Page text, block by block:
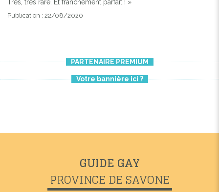
Très, très rare. Et franchement parfait ! »
Publication : 22/08/2020
PARTENAIRE PREMIUM
Votre bannière ici ?
GUIDE GAY
PROVINCE DE SAVONE